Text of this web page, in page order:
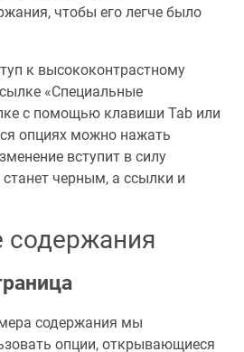
чтобы его легче было
к высококонтрастному
«Специальные
с помощью клавиши Tab или
опциях можно нажать
вступит в силу
черным, а ссылки и
содержания
содержания мы
опции, открывающиеся